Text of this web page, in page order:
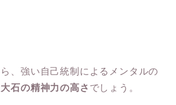
、強い自己統制によるメンタルの
大石の精神力の高さ でしょう。